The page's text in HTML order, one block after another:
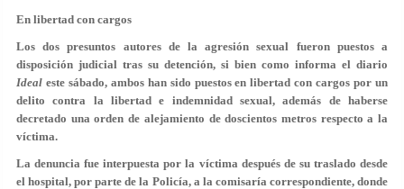
En libertad con cargos
Los dos presuntos autores de la agresión sexual fueron puestos a
disposición judicial tras su detención, si bien como informa el diario
Ideal este sábado, ambos han sido puestosen libertad con cargos por un
delito contra la libertad e indemnidad sexual, además de haberse
decretado unaorden de alejamiento de doscientos metros respecto a la
víctima.
La denuncia fue interpuesta por la víctima después de su traslado desde
el hospital, por parte de la Policía, a la comisaría correspondiente, donde